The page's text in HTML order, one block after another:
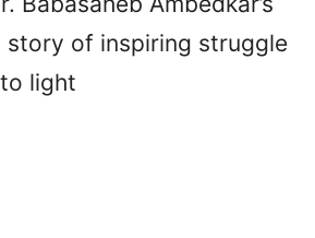
story of inspiring struggle
light